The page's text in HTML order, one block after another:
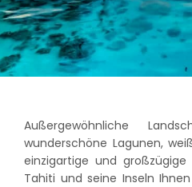
Außergewöhnliche
wunderschöne Lagunen,
einzigartige und
Tahiti und seine Inseln